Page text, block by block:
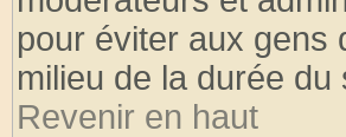
pour éviter aux gens
milieu de la durée du
Revenir en haut